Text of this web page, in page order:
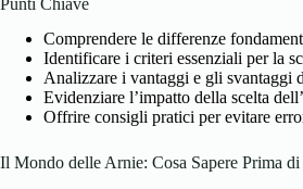
Comprendere le differenze
Identificare i criteri essenziali per la
Analizzare i vantaggi e gli svantaggi
Evidenziare l’impatto della scelta
Offrire consigli pratici per evitare
Il Mondo delle Arnie: Cosa Sapere Prima